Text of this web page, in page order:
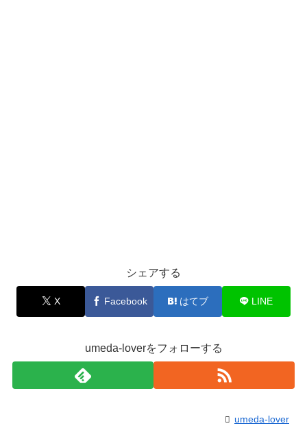
シェアする
X Facebook はてブ LINE
umeda-loverをフォローする
umeda-lover